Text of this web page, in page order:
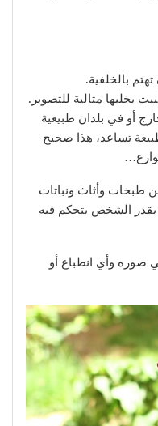
بالخلفية.
يخليها مثالية للتصوير.
أو في بلدان طبيعية
تساعد، هذا صحيح
طبخات وأثاث ونباتات
الشخص يتحكم فيه
صوره وأي انطباع أو